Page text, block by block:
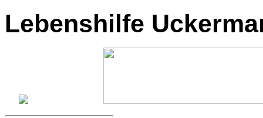
Lebenshilfe